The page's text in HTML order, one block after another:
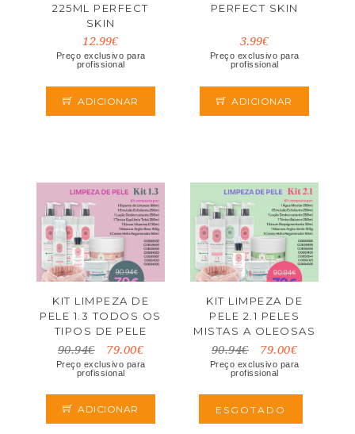
225ML PERFECT
SKIN
12.99€
Preço exclusivo para
profissional
ADICIONAR
PERFECT SKIN
3.99€
Preço exclusivo para
profissional
ADICIONAR
KIT LIMPEZA DE
PELE 1.3 TODOS OS
TIPOS DE PELE
90.94€ 79.00€
Preço exclusivo para
profissional
ADICIONAR
KIT LIMPEZA DE
PELE 2.1 PELES
MISTAS A OLEOSAS
90.94€ 79.00€
Preço exclusivo para
profissional
ESGOTADO